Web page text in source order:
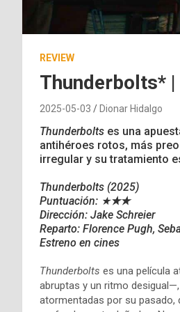
REVIEW
Thunderbolts* |
2025-05-03 Dionar Hidalgo
Thunderbolts es una
antihéroes rotos, más
irregular y su tratamiento
Thunderbolts (2025)
Puntuación: ★★★
Dirección: Jake Schreier
Reparto: Florence Pugh,
Estreno en cines
Thunderbolts es una película
abruptas y un ritmo
atormentadas por su